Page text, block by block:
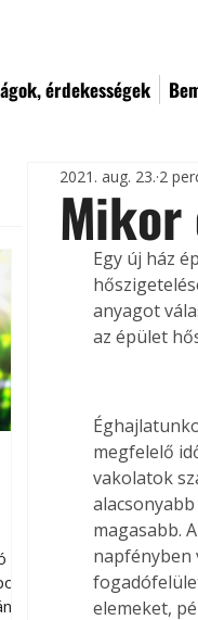
érdekességek
Mikor
2021. aug. 23. 2
Egy új ház
anyagot
az épület
megfelelő
vakolatok
magasabb.
napfényben
elemeket,